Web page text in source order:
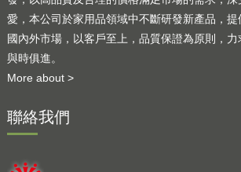
愛，本公司於家用品領域中不斷研發新產品，提
國內外市場，以客戶至上，品質保證為原則，力
與時俱進。
More about >
聯絡我們